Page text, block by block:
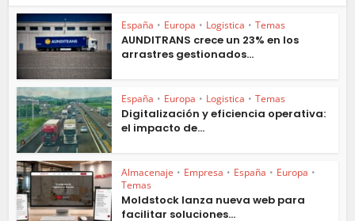
España • Europa • Logistica • Temas
AUNDITRANS crece un 23% en los
arrastres gestionados...
España • Europa • Logistica • Temas
Digitalización y eficiencia operativa:
el impacto de...
Almacenaje • Empresa • España • Europa •
Temas
Moldstock lanza nueva web para
facilitar soluciones...